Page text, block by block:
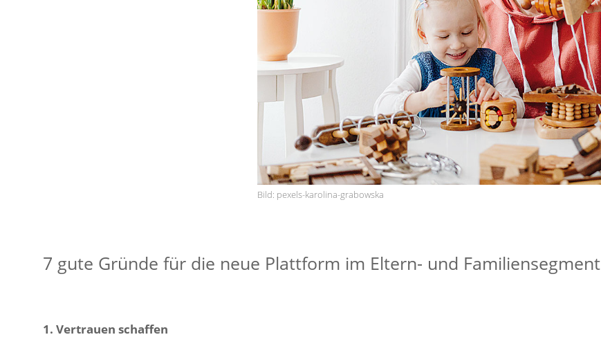
Bild: pexels-karolina-grabowska
7 gute Gründe für die neue Plattform im Eltern- und Familiensegment
1. Vertrauen schaffen